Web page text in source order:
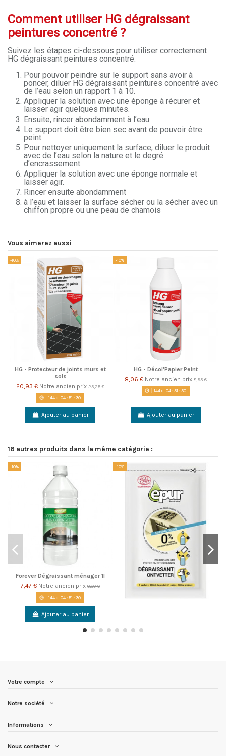
Comment utiliser HG dégraissant
peintures concentré ?
Suivez les étapes ci-dessous pour utiliser correctement
HG dégraissant peintures concentré.
Pour pouvoir peindre sur le support sans avoir à
poncer, diluer HG dégraissant peintures concentré avec
de l’eau selon un rapport 1 à 10.
Appliquer la solution avec une éponge à récurer et
laisser agir quelques minutes.
Ensuite, rincer abondamment à l’eau.
Le support doit être bien sec avant de pouvoir être
peint.
Pour nettoyer uniquement la surface, diluer le produit
avec de l’eau selon la nature et le degré
d’encrassement.
Appliquer la solution avec une éponge normale et
laisser agir.
Rincer ensuite abondamment
à l’eau et laisser la surface sécher ou la sécher avec un
chiffon propre ou une peau de chamois
Vous aimerez aussi
-10%
HG - Protecteur de joints murs et
sols
20,93 € Notre ancien prix 23,25 €
144d.04:51 :30
Ajouter au panier
-10%
HG - Décol'Papier Peint
8,06 € Notre ancien prix 8,95 €
144d.04:51 :30
Ajouter au panier
16 autres produits dans la même catégorie :
-10%
Forever Dégraissant ménager 1l
7,47 € Notre ancien prix 8,30 €
144d. 04:51 :30
Ajouter au panier
-10%
Votre compte
Notre société
Informations
Nous contacter